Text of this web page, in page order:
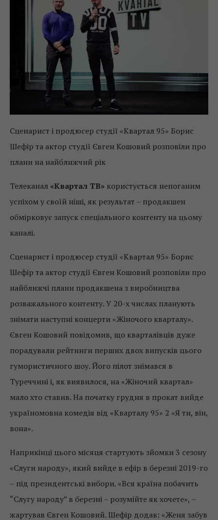
Сценарист і продюсер студії «Квартал 95» Борис
Шефір та актор студії Євген Кошовий розповіли про
плани на найближчий рік
Телеканал «Квартал ТВ» користується непоганим
успіхом у своїй ніші, як результат – продакшен
обмірковує запуск спеціального контенту на цьому
каналі.
Сценарист і продюсер студії «Квартал 95» Борис
Шефір та актор студії Євген Кошовий розповіли про
найближчі плани продакшена з виробництва
розважального контенту. У 20-х числах планують
знімати наступні концерти «Жіночого кварталу».
Євген Кошовий повідомив, що кварталівців дуже
порадували рейтинги перших двох випусків цього
гумористичного шоу. Його пілот знімався в
Туреччині і, як виявилося, на «Жіночий квартал»
мало хто ставив. На початку грудня в прокат вийде
україномовна комедія від «Кварталу 95» 2 «Я ти, він,
вона».
Наприкінці цього місяця стартують зйомки 3 сезону
«Слуги народу», який вийде в ефір в березні 2019-го
– під президентські вибори. «Вся країна побачить
“Слугу народу” в березні – розумійте як хочете», –
жартував Євген Кошовий. Шефір додав: «Женя забув